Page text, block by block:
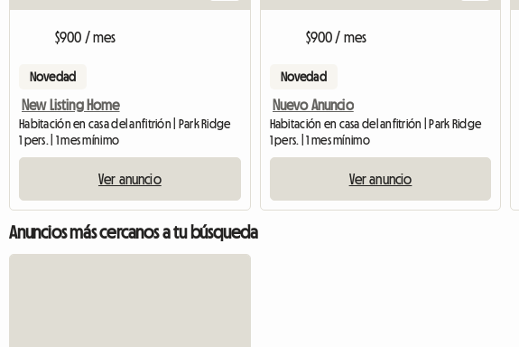
$900 / mes
Novedad
New Listing Home
Habitación en casa del anfitrión | Park Ridge
1 pers. | 1 mes mínimo
Ver anuncio
$900 / mes
Novedad
Nuevo Anuncio
Habitación en casa del anfitrión | Park Ridge
1 pers. | 1 mes mínimo
Ver anuncio
Anuncios más cercanos a tu búsqueda